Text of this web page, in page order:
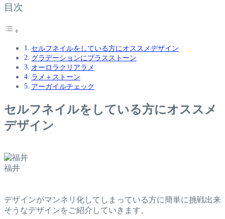
目次
セルフネイルをしている方にオススメデザイン
グラデーションにプラスストーン
オーロラクリアラメ
ラメ＋ストーン
アーガイルチェック
セルフネイルをしている方にオススメ
デザイン
福井
デザインがマンネリ化してしまっている方に簡単に挑戦出来
そうなデザインをご紹介していきます。